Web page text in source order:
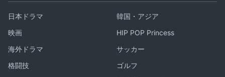
日本ドラマ
韓国・アジア
映画
HIP POP Princess
海外ドラマ
サッカー
格闘技
ゴルフ